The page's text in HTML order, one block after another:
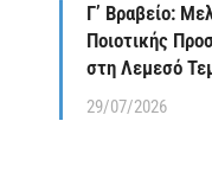
Γ’ Βραβείο:
Ποιοτικής
στη Λεμεσό
29/07/2026